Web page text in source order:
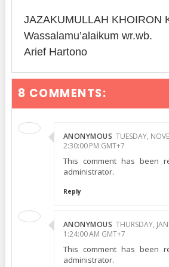
JAZAKUMULLAH KHOIRON
Wassalamu’alaikum wr.wb.
Arief Hartono
8 COMMENTS:
ANONYMOUS TUESDAY,
2:30:00 PM GMT+7
This comment has been
administrator.
Reply
ANONYMOUS THURSDAY,
1:24:00 AM GMT+7
This comment has been
administrator.